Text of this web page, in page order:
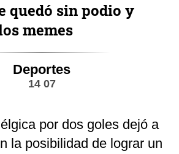
quedó sin podio y
memes
Deportes
14 07
por dos goles dejó a
la posibilidad de lograr un